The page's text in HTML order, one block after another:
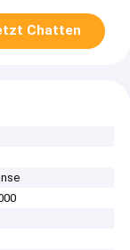
Chatten